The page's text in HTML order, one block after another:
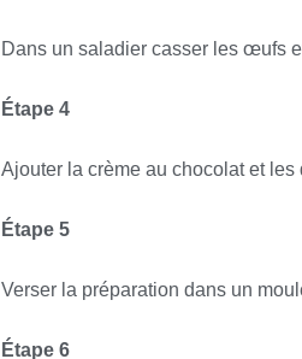
Dans un saladier casser les œufs
Étape 4
Ajouter la crème au chocolat et les
Étape 5
Verser la préparation dans un
Étape 6